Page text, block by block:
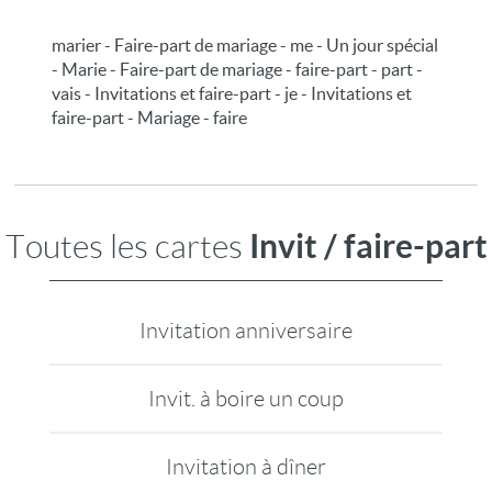
marier - Faire-part de mariage - me - Un jour spécial
- Marie - Faire-part de mariage - faire-part - part -
vais - Invitations et faire-part - je - Invitations et
faire-part - Mariage - faire
Toutes les cartes Invit / faire-part
Invitation anniversaire
Invit. à boire un coup
Invitation à dîner